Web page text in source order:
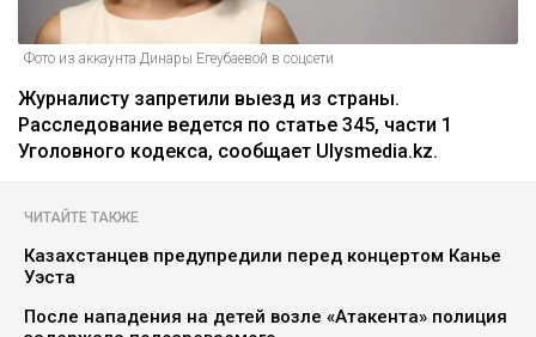
Фото из аккаунта Динары Егеубаевой в соцсети
Журналисту запретили выезд из страны.
Расследование ведется по статье 345, части 1
Уголовного кодекса, сообщает Ulysmedia.kz.
ЧИТАЙТЕ ТАКЖЕ
Казахстанцев предупредили перед концертом Канье
Уэста
После нападения на детей возле «Атакента» полиция